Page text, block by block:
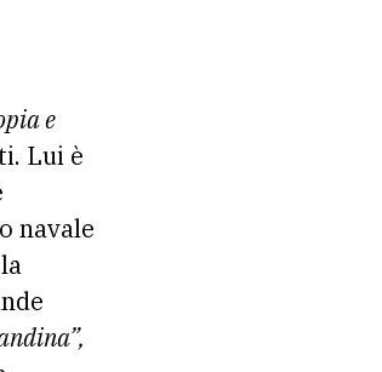
e
Lui è
navale